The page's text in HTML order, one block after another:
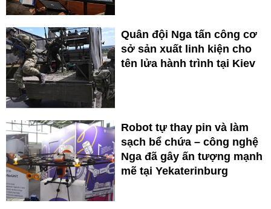
Quân đội Nga tấn công cơ
sở sản xuất linh kiện cho
tên lửa hành trình tại Kiev
Robot tự thay pin và làm
sạch bể chứa – công nghệ
Nga đã gây ấn tượng mạnh
mẽ tại Yekaterinburg